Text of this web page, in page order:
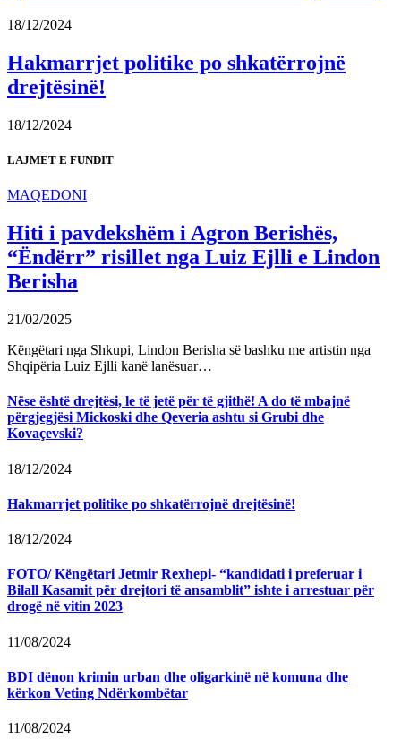
18/12/2024
Hakmarrjet politike po shkatërrojnë
drejtësinë!
18/12/2024
LAJMET E FUNDIT
MAQEDONI
Hiti i pavdekshëm i Agron Berishës,
“Ëndërr” risillet nga Luiz Ejlli e Lindon
Berisha
21/02/2025
Këngëtari nga Shkupi, Lindon Berisha së bashku me artistin nga
Shqipëria Luiz Ejlli kanë lanësuar…
Nëse është drejtësi, le të jetë për të gjithë! A do të mbajnë
përgjegjësi Mickoski dhe Qeveria ashtu si Grubi dhe
Kovaçevski?
18/12/2024
Hakmarrjet politike po shkatërrojnë drejtësinë!
18/12/2024
FOTO/ Këngëtari Jetmir Rexhepi- “kandidati i preferuar i
Bilall Kasamit për drejtori të ansamblit” ishte i arrestuar për
drogë në vitin 2023
11/08/2024
BDI dënon krimin urban dhe oligarkinë në komuna dhe
kërkon Veting Ndërkombëtar
11/08/2024